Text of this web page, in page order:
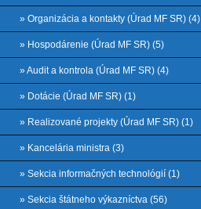
» Organizácia a kontakty (Úrad MF SR) (4)
» Hospodárenie (Úrad MF SR) (5)
» Audit a kontrola (Úrad MF SR) (4)
» Dotácie (Úrad MF SR) (1)
» Realizované projekty (Úrad MF SR) (1)
» Kancelária ministra (3)
» Sekcia informačných technológií (1)
» Sekcia štátneho výkazníctva (56)